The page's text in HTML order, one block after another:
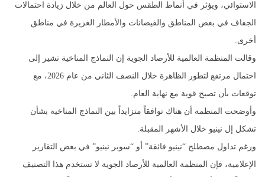
الاستوائي، ويؤثر في أنماط الطقس حول العالم من خلال زيادة احتمالات
الجفاف في بعض المناطق والفيضانات والأمطار الغزيرة في مناطق
أخرى.
وقالت المنظمة العالمية للأرصاد الجوية إن النماذج المناخية تشير إلى
احتمال مرتفع لتطور الظاهرة خلال النصف الثاني من عام 2026، مع
توقعات بأن تصبح قوية مع نهاية العام.
وأوضحت المنظمة أن هناك توافقاً متزايداً بين النماذج المناخية بشأن
تشكل إل نينيو خلال الأشهر المقبلة.
ورغم تداول مصطلح “نينيو فائقة” أو “سوبر نينيو” في بعض التقارير
الإعلامية، فإن المنظمة العالمية للأرصاد الجوية لا تستخدم هذا التصنيف